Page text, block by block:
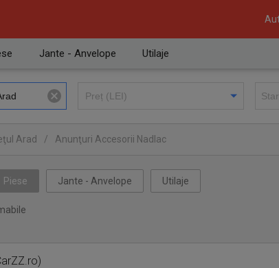
Jante - Anvelope Utilaje
Arad / Anunţuri Accesorii Nadlac
Piese Jante - Anvelope Utilaje